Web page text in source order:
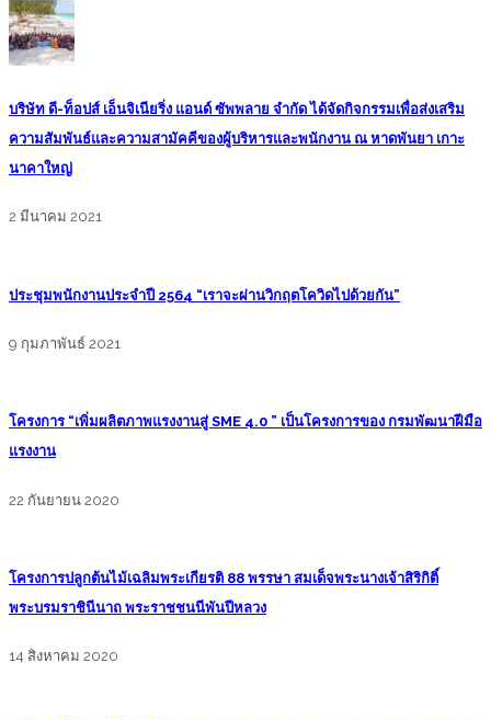
บริษัท ดี-ท็อปส์ เอ็นจิเนียริ่ง แอนด์ ซัพพลาย จำกัด ได้จัดกิจกรรมเพื่อส่งเสริม
ความสัมพันธ์และความสามัคคีของผู้บริหารและพนักงาน ณ หาดพันยา เกาะ
นาคาใหญ่
2 มีนาคม 2021
ประชุมพนักงานประจำปี 2564 “เราจะผ่านวิกฤตโควิดไปด้วยกัน”
9 กุมภาพันธ์ 2021
โครงการ “เพิ่มผลิตภาพแรงงานสู่ SME 4.0 ” เป็นโครงการของ กรมพัฒนาฝีมือ
แรงงาน
22 กันยายน 2020
โครงการปลูกต้นไม้เฉลิมพระเกียรติ 88 พรรษา สมเด็จพระนางเจ้าสิริกิติ์
พระบรมราชินีนาถ พระราชชนนีพันปีหลวง
14 สิงหาคม 2020